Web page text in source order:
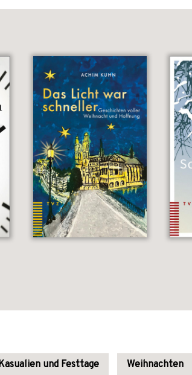
und Festtage Weihnachten